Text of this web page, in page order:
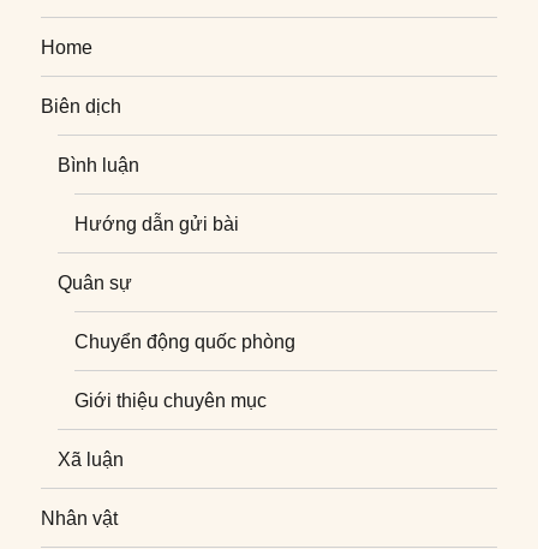
Home
Biên dịch
Bình luận
Hướng dẫn gửi bài
Quân sự
Chuyển động quốc phòng
Giới thiệu chuyên mục
Xã luận
Nhân vật